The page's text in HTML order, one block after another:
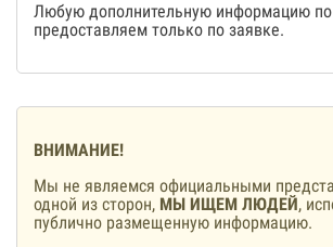
Любую дополнительную информацию
предоставляем только по заявке.
ВНИМАНИЕ!
Мы не являемся официальными
одной из сторон, МЫ ИЩЕМ ЛЮДЕЙ,
публично размещенную информацию.